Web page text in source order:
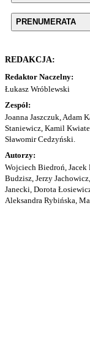
PRENUMERATA
REDAKCJA:
Redaktor Naczelny:
Łukasz Wróblewski
Zespół:
Joanna Jaszczuk, Adam
Staniewicz, Kamil
Sławomir Cedzyński.
Autorzy:
Wojciech Biedroń,
Budzisz, Jerzy
Janecki, Dorota
Aleksandra Rybińska,